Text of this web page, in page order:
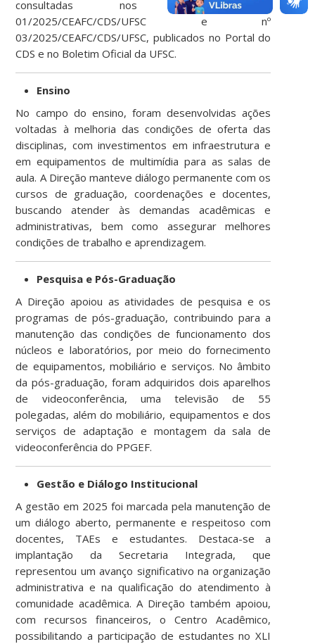
consultadas nos Editais nº
01/2025/CEAFC/CDS/UFSC e nº
03/2025/CEAFC/CDS/UFSC, publicados no Portal do
CDS e no Boletim Oficial da UFSC.
Ensino
No campo do ensino, foram desenvolvidas ações
voltadas à melhoria das condições de oferta das
disciplinas, com investimentos em infraestrutura e
em equipamentos de multimídia para as salas de
aula. A Direção manteve diálogo permanente com os
cursos de graduação, coordenações e docentes,
buscando atender às demandas acadêmicas e
administrativas, bem como assegurar melhores
condições de trabalho e aprendizagem.
Pesquisa e Pós-Graduação
A Direção apoiou as atividades de pesquisa e os
programas de pós-graduação, contribuindo para a
manutenção das condições de funcionamento dos
núcleos e laboratórios, por meio do fornecimento
de equipamentos, mobiliário e serviços. No âmbito
da pós-graduação, foram adquiridos dois aparelhos
de videoconferência, uma televisão de 55
polegadas, além do mobiliário, equipamentos e dos
serviços de adaptação e montagem da sala de
videoconferência do PPGEF.
Gestão e Diálogo Institucional
A gestão em 2025 foi marcada pela manutenção de
um diálogo aberto, permanente e respeitoso com
docentes, TAEs e estudantes. Destaca-se a
implantação da Secretaria Integrada, que
representou um avanço significativo na organização
administrativa e na qualificação do atendimento à
comunidade acadêmica. A Direção também apoiou,
com recursos financeiros, o Centro Acadêmico,
possibilitando a participação de estudantes no XLI